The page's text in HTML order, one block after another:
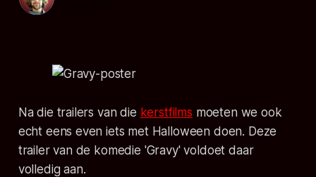
Na die trailers van die kerstfilms moeten we ook
echt eens even iets met Halloween doen. Deze
trailer van de komedie 'Gravy' voldoet daar
volledig aan.